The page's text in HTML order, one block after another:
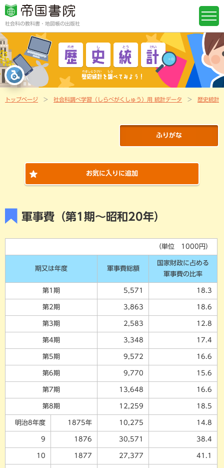
社会科の教科書・地図帳の出版社
トップページ 社会科調べ学習（しらべがくしゅう）用 統計データ 歴史統計
ふりがな
お気に入 りに追加
軍事費（第1期～昭和20年）
（単位 1000円）
期又は年度 軍事費総額
国家財政に占める
軍事費の比率
第1期 5,571 18.3
第2期 3,863 18.6
第3期 2,583 12.8
第4期 3,348 17.4
第5期 9,572 16.6
第6期 9,770 15.6
第7期 13,648 16.6
第8期 12,259 18.5
明治8年度 1875年 10,275 14.8
9 1876 30,571 38.4
10 1877 27,377 41.1